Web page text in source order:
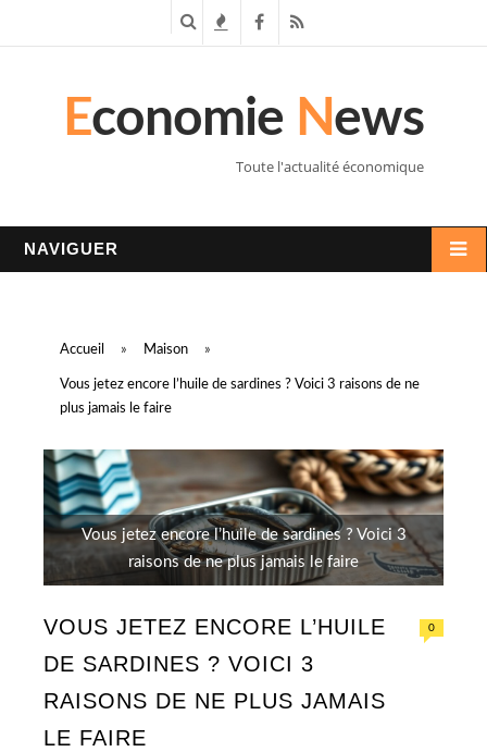
c n
s
F
c
R
S
Economie News
Toute l'actualité économique
NAVIGUER
Accueil » Maison »
Vous jetez encore l’huile de sardines ? Voici 3 raisons de ne
plus jamais le faire
Vous jetez encore l’huile de sardines ? Voici 3
raisons de ne plus jamais le faire
VOUS JETEZ ENCORE L’HUILE
DE SARDINES ? VOICI 3
RAISONS DE NE PLUS JAMAIS
LE FAIRE
0